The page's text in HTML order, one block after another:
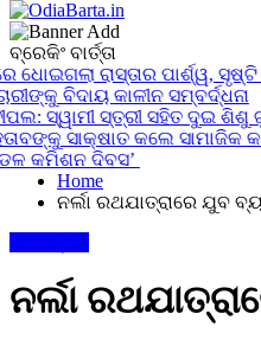
OdiaBarta.in
24x7News&Views
ବ୍ରେକିଂ ବାର୍ତ୍ତା
ରାସ୍ତାର ପାର୍ଶ୍ୱ, ସୃଷ୍ଟି
କାଳୀନ ସମ୍ବର୍ଦ୍ଧନା
ସ୍ତ୍ରୀ ସହିତ ଦୁଇ ଶିଶୁ ଗୁରୁତର
କଲେ ସାମାଜିକ କର୍ମୀ
ଦିବସ’
Home
ନର୍ଲା ରଥଯାତ୍ରାରେ ଯୁବ
ନର୍ଲା